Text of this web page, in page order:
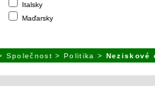
Italsky
Maďarsky
Společnost >Politika > Neziskové